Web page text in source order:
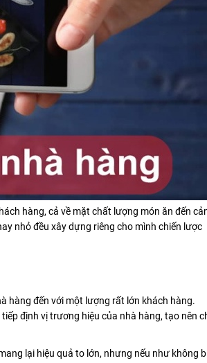
hàng, cả về mặt chất lượng món ăn đến
nhỏ đều xây dựng riêng cho mình chiến lược
hàng đến với một lượng rất lớn khách hàng.
định vị trương hiệu của nhà hàng, tạo nên
lại hiệu quả to lớn, nhưng nếu như không